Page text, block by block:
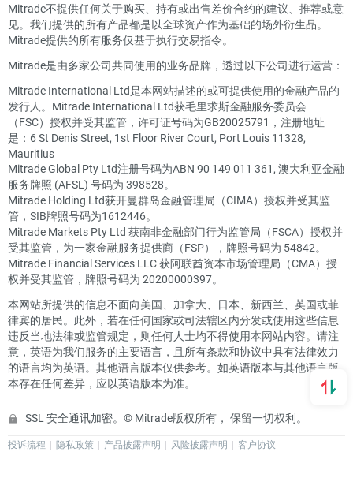
Mitrade不提供任何关于购买、持有或出售差价合约的建议、推荐或意
见。我们提供的所有产品都是以全球资产作为基础的场外衍生品。
Mitrade提供的所有服务仅基于执行交易指令。
Mitrade是由多家公司共同使用的业务品牌，透过以下公司进行运营：
Mitrade International Ltd是本网站描述的或可提供使用的金融产品的
发行人。Mitrade International Ltd获毛里求斯金融服务委员会
（FSC）授权并受其监管，许可证号码为GB20025791，注册地址
是：6 St Denis Street, 1st Floor River Court, Port Louis 11328,
Mauritius
Mitrade Global Pty Ltd注册号码为ABN 90 149 011 361, 澳大利亚金融
服务牌照 (AFSL) 号码为 398528。
Mitrade Holding Ltd获开曼群岛金融管理局（CIMA）授权并受其监
管，SIB牌照号码为1612446。
Mitrade Markets Pty Ltd 获南非金融部门行为监管局（FSCA）授权并
受其监管，为一家金融服务提供商（FSP），牌照号码为 54842。
Mitrade Financial Services LLC 获阿联酋资本市场管理局（CMA）授
权并受其监管，牌照号码为 20200000397。
本网站所提供的信息不面向美国、加拿大、日本、新西兰、英国或菲
律宾的居民。此外，若在任何国家或司法辖区内分发或使用这些信息
违反当地法律或监管规定，则任何人士均不得使用本网站内容。请注
意，英语为我们服务的主要语言，且所有条款和协议中具有法律效力
的语言均为英语。其他语言版本仅供参考。如英语版本与其他语言版
本存在任何差异，应以英语版本为准。
SSL 安全通讯加密。© Mitrade版权所有， 保留一切权利。
投诉流程 隐私政策 产品披露声明 风险披露声明 客户协议